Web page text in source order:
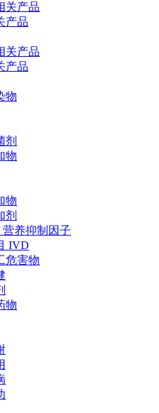
关产品
产品
关产品
产品
物
剂
物
物
剂
营养抑制因子
IVD
危害物
物